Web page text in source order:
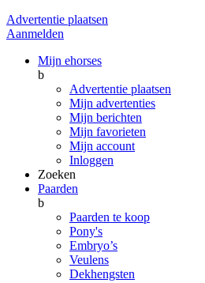
Advertentie plaatsen
Aanmelden
Mijn ehorses
b
Advertentie plaatsen
Mijn advertenties
Mijn berichten
Mijn favorieten
Mijn account
Inloggen
Zoeken
Paarden
b
Paarden te koop
Pony's
Embryo’s
Veulens
Dekhengsten